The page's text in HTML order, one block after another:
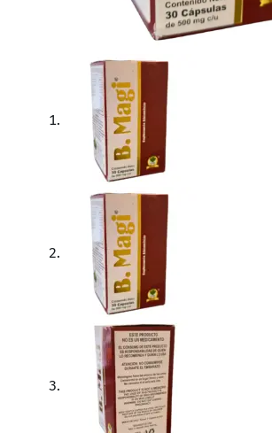
B Magi Cápsulas, también conocido
grandioso suplemento combina
Beneficios de B
Reducción del apetito:
Mayor quema de grasa
Mejora de la digestión:
Reducción de la inflamación
Reducción de tallas:
Ingredientes
Extracto de fibra de piña
Fibra de manzana pulverizada
Extracto de semilla de uva
Extracto de penca de nopal
Extracto de hoja de flor de
Extracto de hoja de té verde
Vitamina B6
Vitamina B12